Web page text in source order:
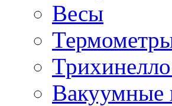
Весы
Вакуумные